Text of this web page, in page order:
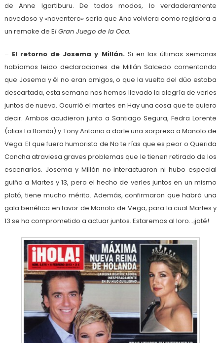
de Anne Igartiburu. De todos modos, lo verdaderamente
novedoso y «noventero» sería que Ana volviera como regidora a
un remake de El Gran Juego de la Oca.
– El retorno de Josema y Millán.Si en las últimas semanas
habíamos leido declaraciones de Millán Salcedo comentando
que Josema y él no eran amigos, o que la vuelta del dúo estaba
descartada, esta semana nos hemos llevado la alegría de verles
juntos de nuevo. Ocurrió el martes en Hay una cosa que te quiero
decir. Ambos acudieron junto a Santiago Segura, Fedra Lorente
(alias La Bombi) y Tony Antonio a darle una sorpresa a Manolo de
Vega. El que fuera humorista de No te rías que es peor o Querida
Concha atraviesa graves problemas que le tienen retirado de los
escenarios. Josema y Millán no interactuaron ni hubo especial
guiño a Martes y 13, pero el hecho de verles juntos en un mismo
plató, tiene mucho mérito. Además, confirmaron que habrá una
gala benéfica en favor de Manolo de Vega, para la cual Martes y
13 se ha comprometido a actuar juntos. Estaremos al loro…¡jaté!